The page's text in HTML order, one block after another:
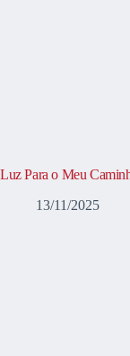
Luz Para o Meu
13/11/2025